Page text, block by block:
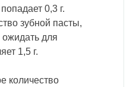
0,3 г.
зубной пасты,
для
1,5 г.
количество